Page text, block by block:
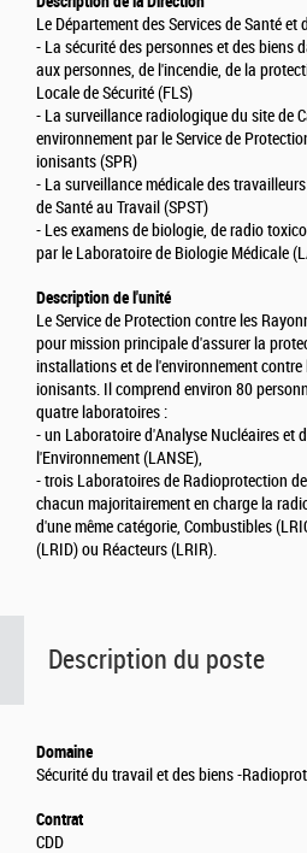
Description du poste
Domaine
Sécurité du travail et des biens -
Contrat
CDD
Le Département des Services de Santé et
- La sécurité des personnes et des biens
aux personnes, de l'incendie, de la
Locale de Sécurité (FLS)
- La surveillance radiologique du site de
environnement par le Service de
ionisants (SPR)
- La surveillance médicale des
de Santé au Travail (SPST)
- Les examens de biologie, de radio
par le Laboratoire de Biologie Médicale
Description de l'unité
Le Service de Protection contre les
pour mission principale d'assurer la
installations et de l'environnement
ionisants. Il comprend environ 80
quatre laboratoires :
- un Laboratoire d'Analyse Nucléaires et
l'Environnement (LANSE),
- trois Laboratoires de Radioprotection
chacun majoritairement en charge la
d'une même catégorie, Combustibles
(LRID) ou Réacteurs (LRIR).